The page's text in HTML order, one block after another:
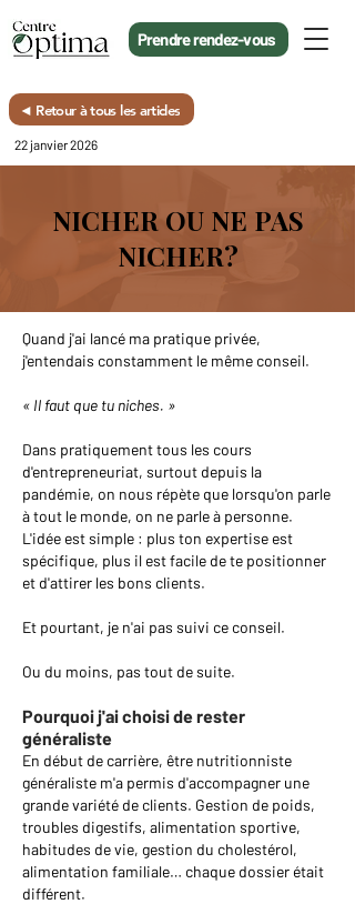
Prendre rendez-vous
◄ Retour à tous les articles
22 janvier 2026
NICHER OU NE PAS
NICHER?
Quand j'ai lancé ma pratique privée,
j'entendais constamment le même conseil.
« Il faut que tu niches. »
Dans pratiquement tous les cours
d'entrepreneuriat, surtout depuis la
pandémie, on nous répète que lorsqu'on parle
à tout le monde, on ne parle à personne.
L'idée est simple : plus ton expertise est
spécifique, plus il est facile de te positionner
et d'attirer les bons clients.
Et pourtant, je n'ai pas suivi ce conseil.
Ou du moins, pas tout de suite.
Pourquoi j'ai choisi de rester
généraliste
En début de carrière, être nutritionniste
généraliste m'a permis d'accompagner une
grande variété de clients. Gestion de poids,
troubles digestifs, alimentation sportive,
habitudes de vie, gestion du cholestérol,
alimentation familiale… chaque dossier était
différent.